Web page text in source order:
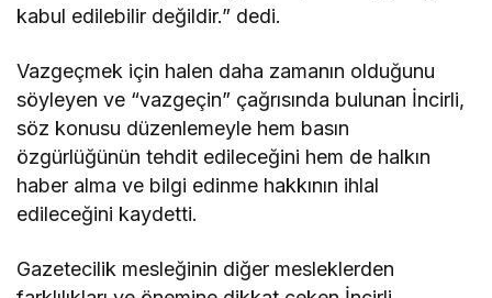
kabul edilebilir değildir.” dedi.
Vazgeçmek için halen daha zamanın olduğunu
söyleyen ve “vazgeçin” çağrısında bulunan İncirli,
söz konusu düzenlemeyle hem basın
özgürlüğünün tehdit edileceğini hem de halkın
haber alma ve bilgi edinme hakkının ihlal
edileceğini kaydetti.
Gazetecilik mesleğinin diğer mesleklerden